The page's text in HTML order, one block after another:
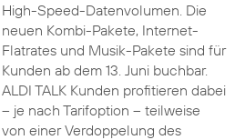
High-Speed-Datenvolumen. Die
neuen Kombi-Pakete, Internet-
Flatrates und Musik-Pakete sind für
Kunden ab dem 13. Juni buchbar.
ALDI TALK Kunden profitieren dabei
– je nach Tarifoption – teilweise
von einer Verdoppelung des